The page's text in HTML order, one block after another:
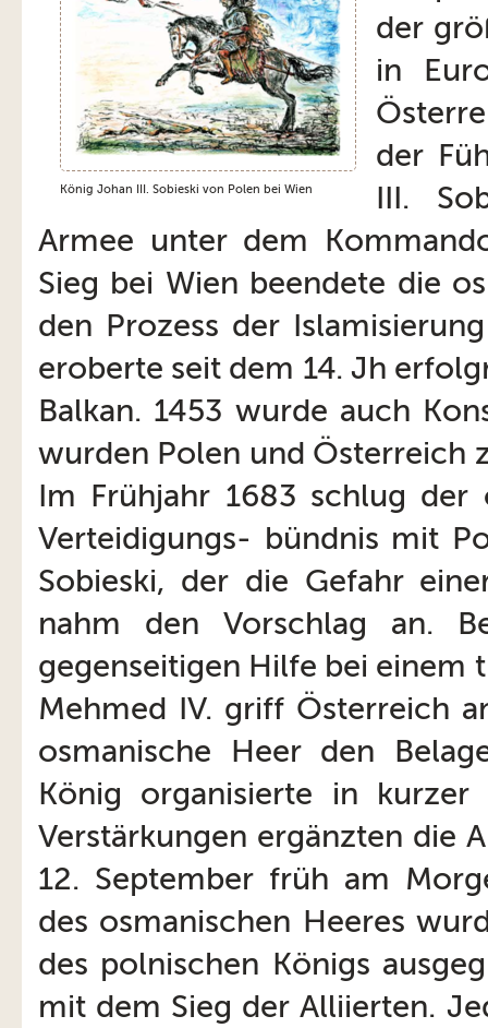
König Johan III. Sobieski von Polen bei Wien
der
in
der
III.
Armee unter dem
Sieg bei Wien beendete die
den Prozess der
eroberte seit dem 14. Jh
Balkan. 1453 wurde auch
wurden Polen und Österreich
Im Frühjahr 1683 schlug der
Verteidigungs- bündnis mit
Sobieski, der die Gefahr
nahm den Vorschlag an.
gegenseitigen Hilfe bei einem
Mehmed IV. griff Österreich
osmanische Heer den
König organisierte in kurzer
Verstärkungen ergänzten die
12. September früh am
des osmanischen Heeres
des polnischen Königs
mit dem Sieg der Alliierten.